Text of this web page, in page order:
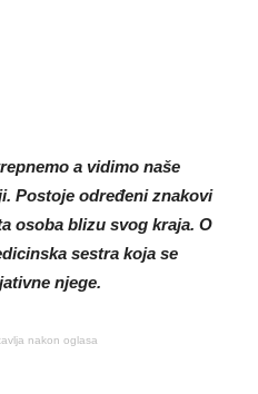
a vidimo naše
Postoje određeni znakovi
osoba blizu svog kraja. O
sestra koja se
njege.
nakon oglasa